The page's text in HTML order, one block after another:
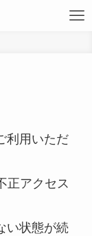
利用いただ
正アクセス
い状態が続